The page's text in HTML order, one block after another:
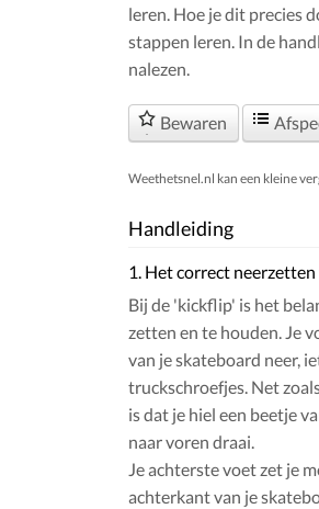
leren. Hoe je dit precies
stappen leren. In de
nalezen.
Bewaren
Weethetsnel.nl kan een kleine
Handleiding
1. Het correct
Bij de 'kickflip' is het
zetten en te houden. Je
van je skateboard neer,
truckschroefjes. Net
is dat je hiel een beetje
naar voren draai.
Je achterste voet zet je
achterkant van je